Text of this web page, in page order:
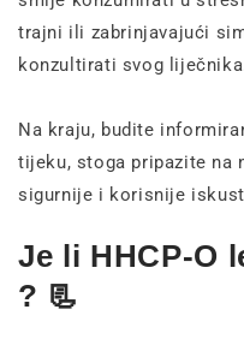
trajni ili zabrinjavajući
konzultirati svog
Na kraju, budite
tijeku, stoga pripazite na
sigurnije i korisnije
Je li HHCP-O
? 📃